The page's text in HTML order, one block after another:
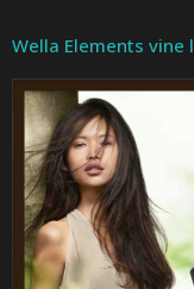
Wella Elements vine